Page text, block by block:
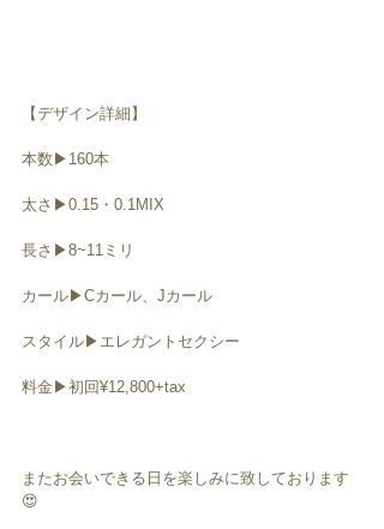
【デザイン詳細】
本数▶︎160本
太さ▶︎0.15・0.1MIX
長さ▶︎8~11ミリ
カール▶︎Cカール、Jカール
スタイル▶︎エレガントセクシー
料金▶︎初回¥12,800+tax
またお会いできる日を楽しみに致しております
😍